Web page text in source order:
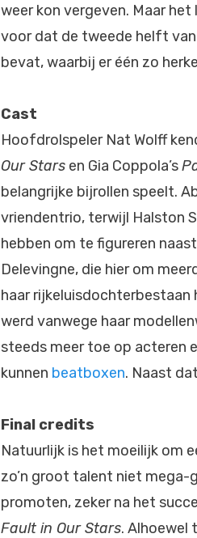
weer kon vergeven. Maar het
voor dat de tweede helft
bevat, waarbij er één zo
Cast
Hoofdrolspeler Nat Wolff
Our Stars en Gia Coppola’s
belangrijke bijrollen speelt.
vriendentrio, terwijl Halston
hebben om te figureren
Delevingne, die hier om
haar rijkeluisdochterbestaan
werd vanwege haar
steeds meer toe op acteren
kunnen beatboxen. Naast
Final credits
Natuurlijk is het moeilijk om
zo’n groot talent niet mega-
promoten, zeker na het
Fault in Our Stars. Alhoewel